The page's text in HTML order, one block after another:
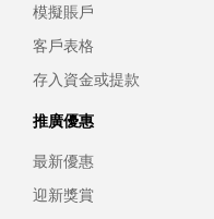
模擬賬戶
客戶表格
存入資金或提款
推廣優惠
最新優惠
迎新獎賞